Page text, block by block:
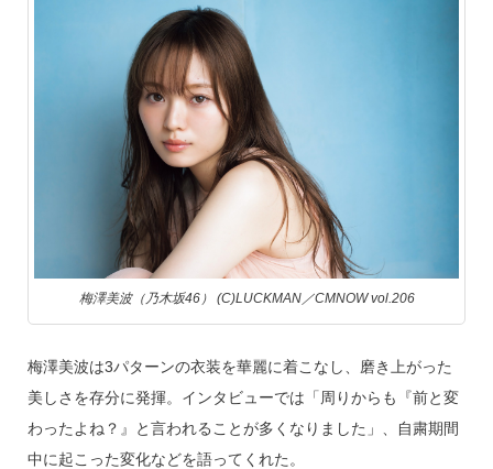
k
梅澤美波（乃木坂46） (C)LUCKMAN／CMNOW vol.206
梅澤美波は3パターンの衣装を華麗に着こなし、磨き上がった
美しさを存分に発揮。インタビューでは「周りからも『前と変
わったよね？』と言われることが多くなりました」、自粛期間
中に起こった変化などを語ってくれた。